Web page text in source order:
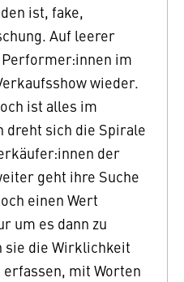
ist, fake,
Auf leerer
im
wieder.
ist alles im
dreht sich die Spirale
der
geht ihre Suche
einen Wert
um es dann zu
sie die Wirklichkeit
mit Worten